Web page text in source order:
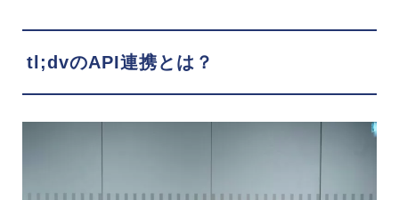
tl;dvのAPI連携とは？